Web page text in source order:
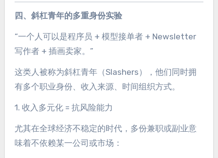
四、斜杠青年的多重身份实验
“一个人可以是程序员 + 模型接单者 + Newsletter
写作者 + 插画卖家。”
这类人被称为斜杠青年（Slashers），他们同时拥
有多个职业身份、收入来源、时间组织方式。
1. 收入多元化 = 抗风险能力
尤其在全球经济不稳定的时代，多份兼职或副业意
味着不依赖某一公司或市场：